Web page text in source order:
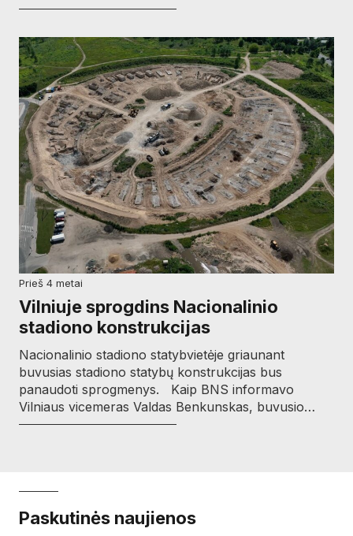
prieš 4 metai
Vilniuje sprogdins Nacionalinio
stadiono konstrukcijas
Nacionalinio stadiono statybvietėje griaunant
buvusias stadiono statybų konstrukcijas bus
panaudoti sprogmenys. Kaip BNS informavo
Vilniaus vicemeras Valdas Benkunskas, buvusio…
Paskutinės naujienos